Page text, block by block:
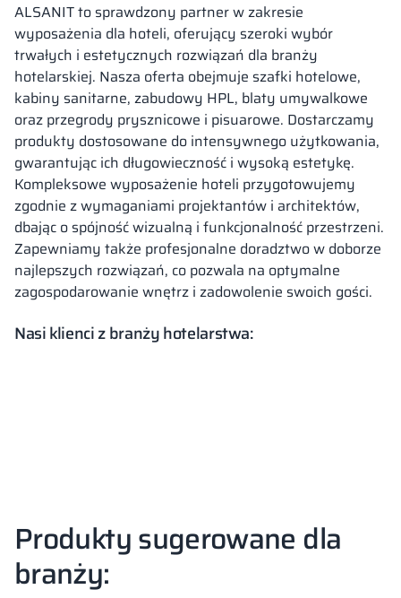
ALSANIT to sprawdzony partner w zakresie
wyposażenia dla hoteli, oferujący szeroki wybór
trwałych i estetycznych rozwiązań dla branży
hotelarskiej. Nasza oferta obejmuje szafki hotelowe,
kabiny sanitarne, zabudowy HPL, blaty umywalkowe
oraz przegrody prysznicowe i pisuarowe. Dostarczamy
produkty dostosowane do intensywnego użytkowania,
gwarantując ich długowieczność i wysoką estetykę.
Kompleksowe wyposażenie hoteli przygotowujemy
zgodnie z wymaganiami projektantów i architektów,
dbając o spójność wizualną i funkcjonalność przestrzeni.
Zapewniamy także profesjonalne doradztwo w doborze
najlepszych rozwiązań, co pozwala na optymalne
zagospodarowanie wnętrz i zadowolenie swoich gości.
Nasi klienci z branży hotelarstwa:
Produkty sugerowane dla
branży: